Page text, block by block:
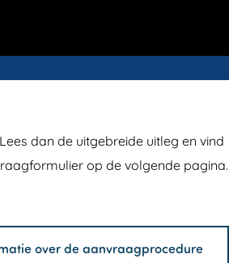
dan de uitgebreide uitleg en vind
op de volgende pagina.
over de aanvraagprocedure